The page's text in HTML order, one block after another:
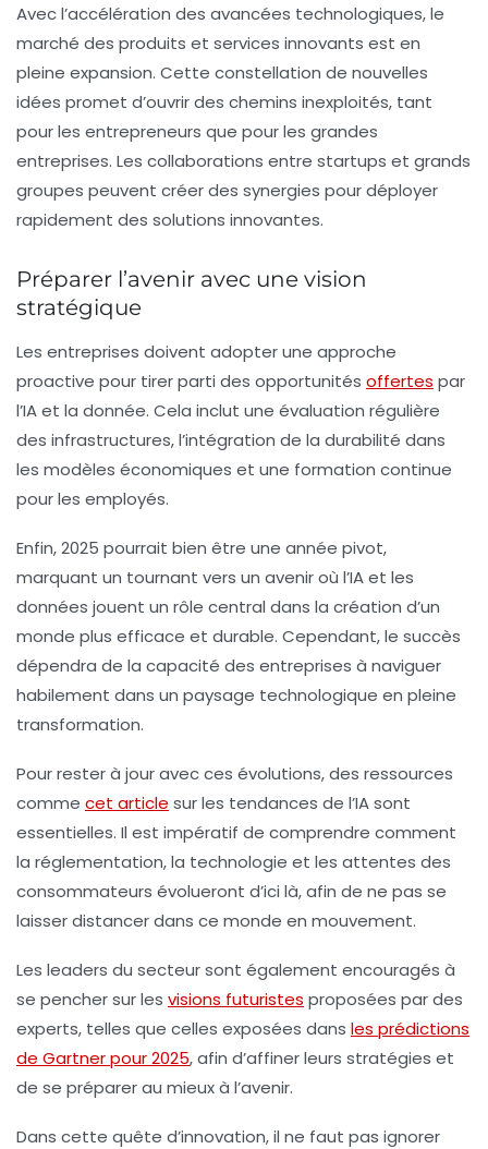
Avec l’accélération des avancées technologiques, le
marché des produits et services innovants est en
pleine expansion. Cette constellation de nouvelles
idées promet d’ouvrir des chemins inexploités, tant
pour les entrepreneurs que pour les grandes
entreprises. Les collaborations entre startups et grands
groupes peuvent créer des synergies pour déployer
rapidement des solutions innovantes.
Préparer l’avenir avec une vision
stratégique
Les entreprises doivent adopter une approche
proactive pour tirer parti des opportunités offertes par
l’IA et la donnée. Cela inclut une évaluation régulière
des infrastructures, l’intégration de la durabilité dans
les modèles économiques et une formation continue
pour les employés.
Enfin, 2025 pourrait bien être une année pivot,
marquant un tournant vers un avenir où l’IA et les
données jouent un rôle central dans la création d’un
monde plus efficace et durable. Cependant, le succès
dépendra de la capacité des entreprises à naviguer
habilement dans un paysage technologique en pleine
transformation.
Pour rester à jour avec ces évolutions, des ressources
comme cet article sur les tendances de l’IA sont
essentielles. Il est impératif de comprendre comment
la réglementation, la technologie et les attentes des
consommateurs évolueront d’ici là, afin de ne pas se
laisser distancer dans ce monde en mouvement.
Les leaders du secteur sont également encouragés à
se pencher sur les visions futuristes proposées par des
experts, telles que celles exposées dans les prédictions
de Gartner pour 2025, afin d’affiner leurs stratégies et
de se préparer au mieux à l’avenir.
Dans cette quête d’innovation, il ne faut pas ignorer